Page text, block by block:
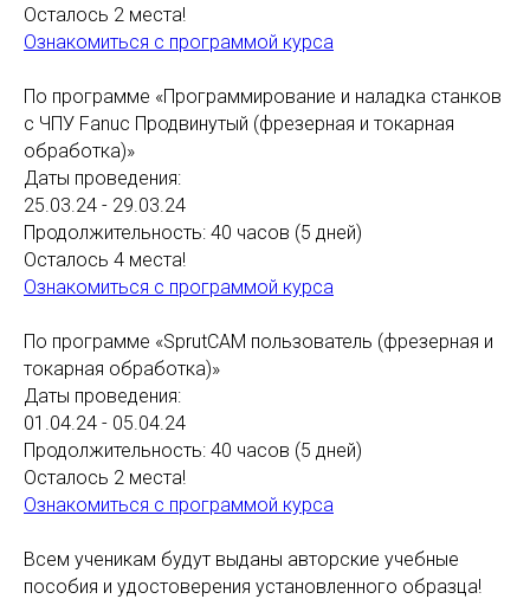
Осталось 2 места!
Ознакомиться с программой курса
По программе «Программирование и наладка станков
с ЧПУ Fanuc Продвинутый (фрезерная и токарная
обработка)»
Даты проведения:
25.03.24 - 29.03.24
Продолжительность: 40 часов (5 дней)
Осталось 4 места!
Ознакомиться с программой курса
По программе «SprutCAM пользователь (фрезерная и
токарная обработка)»
Даты проведения:
01.04.24 - 05.04.24
Продолжительность: 40 часов (5 дней)
Осталось 2 места!
Ознакомиться с программой курса
Всем ученикам будут выданы авторские учебные
пособия и удостоверения установленного образца!